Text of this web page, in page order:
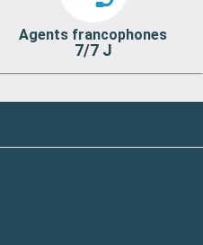
Agents francophones
7/7 J